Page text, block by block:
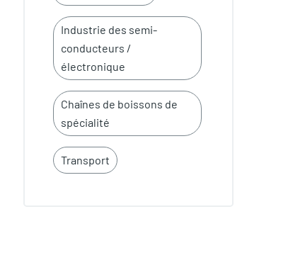
Industrie des semi-
conducteurs /
électronique
Chaînes de boissons de
spécialité
Transport